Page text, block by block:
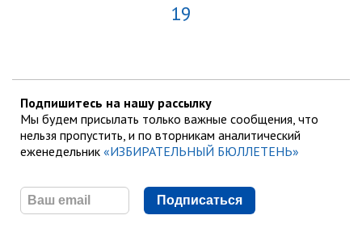
19
Подпишитесь на нашу рассылку
Мы будем присылать только важные сообщения, что
нельзя пропустить, и по вторникам аналитический
еженедельник «ИЗБИРАТЕЛЬНЫЙ БЮЛЛЕТЕНЬ»
Подписаться